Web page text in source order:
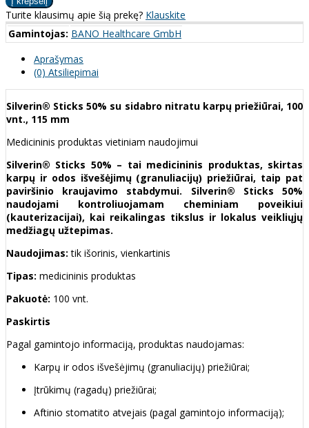
Turite klausimų apie šią prekę? Klauskite
Gamintojas: BANO Healthcare GmbH
Aprašymas
(0) Atsiliepimai
Silverin® Sticks 50% su sidabro nitratu karpų priežiūrai, 100
vnt., 115 mm
Medicininis produktas vietiniam naudojimui
Silverin® Sticks 50% – tai medicininis produktas, skirtas
karpų ir odos išvešėjimų (granuliacijų) priežiūrai, taip pat
paviršinio kraujavimo stabdymui. Silverin® Sticks 50%
naudojami kontroliuojamam cheminiam poveikiui
(kauterizacijai), kai reikalingas tikslus ir lokalus veikliųjų
medžiagų užtepimas.
Naudojimas: tik išorinis, vienkartinis
Tipas: medicininis produktas
Pakuotė: 100 vnt.
Paskirtis
Pagal gamintojo informaciją, produktas naudojamas:
Karpų ir odos išvešėjimų (granuliacijų) priežiūrai;
Įtrūkimų (ragadų) priežiūrai;
Aftinio stomatito atvejais (pagal gamintojo informaciją);